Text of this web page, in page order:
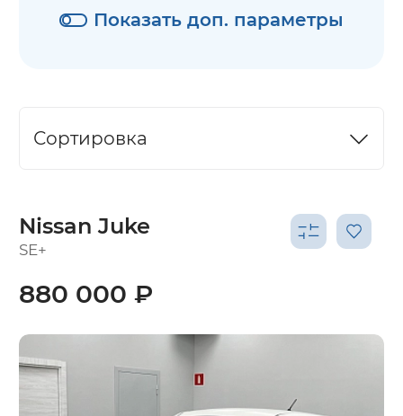
Показать доп. параметры
Сортировка
Nissan Juke
SE+
880 000 ₽